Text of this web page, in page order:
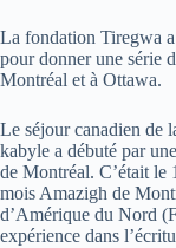
La fondation Tiregwa
pour donner une série
Montréal et à Ottawa.
Le séjour canadien de
kabyle a débuté par
de Montréal. C’était le
mois Amazigh de
d’Amérique du Nord
expérience dans